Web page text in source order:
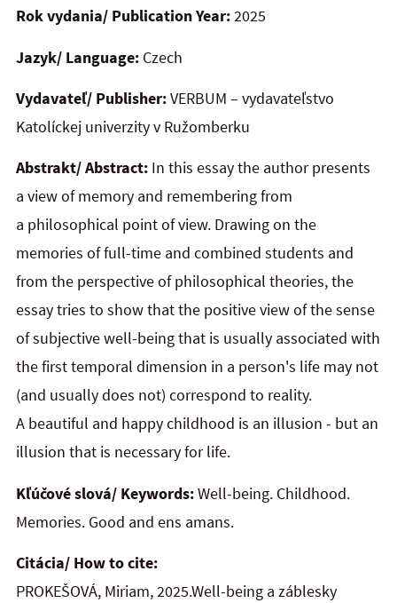
Rok vydania/ Publication Year:2025
Jazyk/ Language: Czech
Vydavateľ/ Publisher:VERBUM – vydavateľstvo
Katolíckej univerzity v Ružomberku
Abstrakt/ Abstract: In this essay the author presents
a view of memory and remembering from
a philosophical point of view. Drawing on the
memories of full-time and combined students and
from the perspective of philosophical theories, the
essay tries to show that the positive view of the sense
of subjective well-being that is usually associated with
the first temporal dimension in a person's life may not
(and usually does not) correspond to reality.
A beautiful and happy childhood is an illusion - but an
illusion that is necessary for life.
Kľúčové slová/ Keywords:Well-being. Childhood.
Memories. Good and ens amans.
Citácia/ How to cite:
PROKEŠOVÁ, Miriam, 2025.Well-being a záblesky